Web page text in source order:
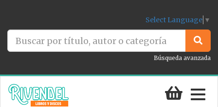
Select Language ▼
Búsqueda avanzada